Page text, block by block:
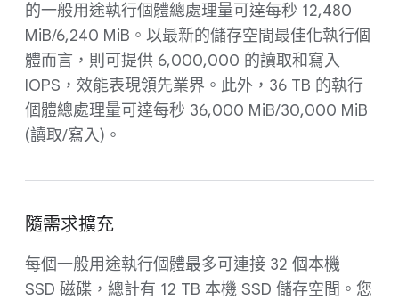
的一般用途執行個體總處理量可達每秒 12,480
MiB/6,240 MiB。以最新的儲存空間最佳化執行個
體而言，則可提供 6,000,000 的讀取和寫入
IOPS，效能表現領先業界。此外，36 TB 的執行
個體總處理量可達每秒 36,000 MiB/30,000 MiB
(讀取/寫入)。
隨需求擴充
每個一般用途執行個體最多可連接 32 個本機
SSD 磁碟，總計有 12 TB 本機 SSD 儲存空間。您